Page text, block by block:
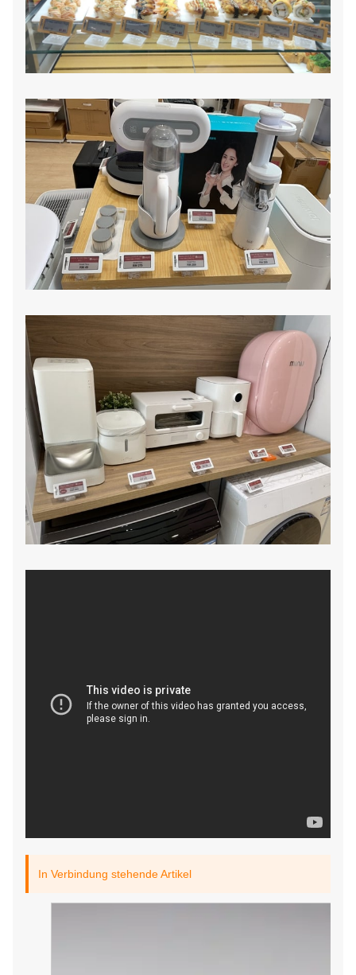
In Verbindung stehende Artikel